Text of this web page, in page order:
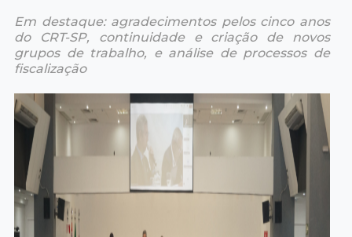
Em destaque: agradecimentos pelos cinco anos
do CRT-SP, continuidade e criação de novos
grupos de trabalho, e análise de processos de
fiscalização